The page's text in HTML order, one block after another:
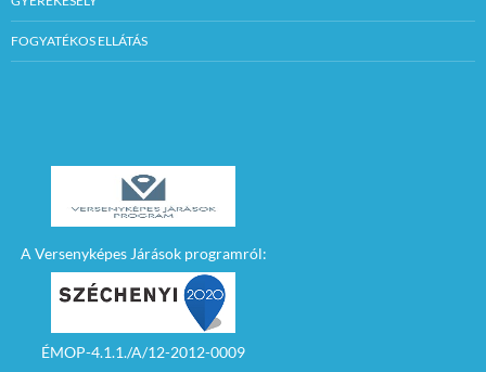
FOGYATÉKOS ELLÁTÁS
A Versenyképes Járások programról:
ÉMOP-4.1.1./A/12-2012-0009